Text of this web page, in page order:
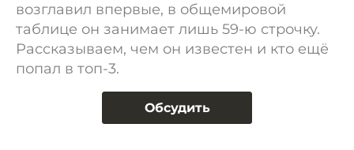
возглавил впервые, в общемировой
таблице он занимает лишь 59-ю строчку.
Рассказываем, чем он известен и кто ещё
попал в топ-3.
Обсудить